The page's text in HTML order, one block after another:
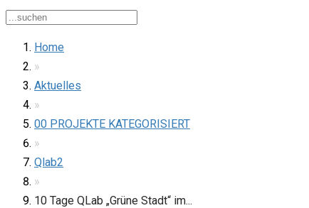
Home
»
Aktuelles
»
00 PROJEKTE KATEGORISIERT
»
Qlab2
»
10 Tage QLab „Grüne Stadt“ im...